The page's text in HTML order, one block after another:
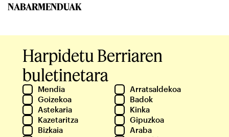
NABARMENDUAK
Harpidetu Berriaren
buletinetara
Mendia
Arratsaldekoa
Goizekoa
Badok
Astekaria
Kinka
Kazetaritza
Gipuzkoa
Bizkaia
Araba